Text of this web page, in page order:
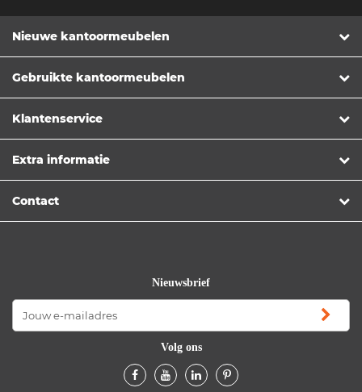
Nieuwe kantoormeubelen
Gebruikte kantoormeubelen
Klantenservice
Extra informatie
Contact
Nieuwsbrief
Volg ons